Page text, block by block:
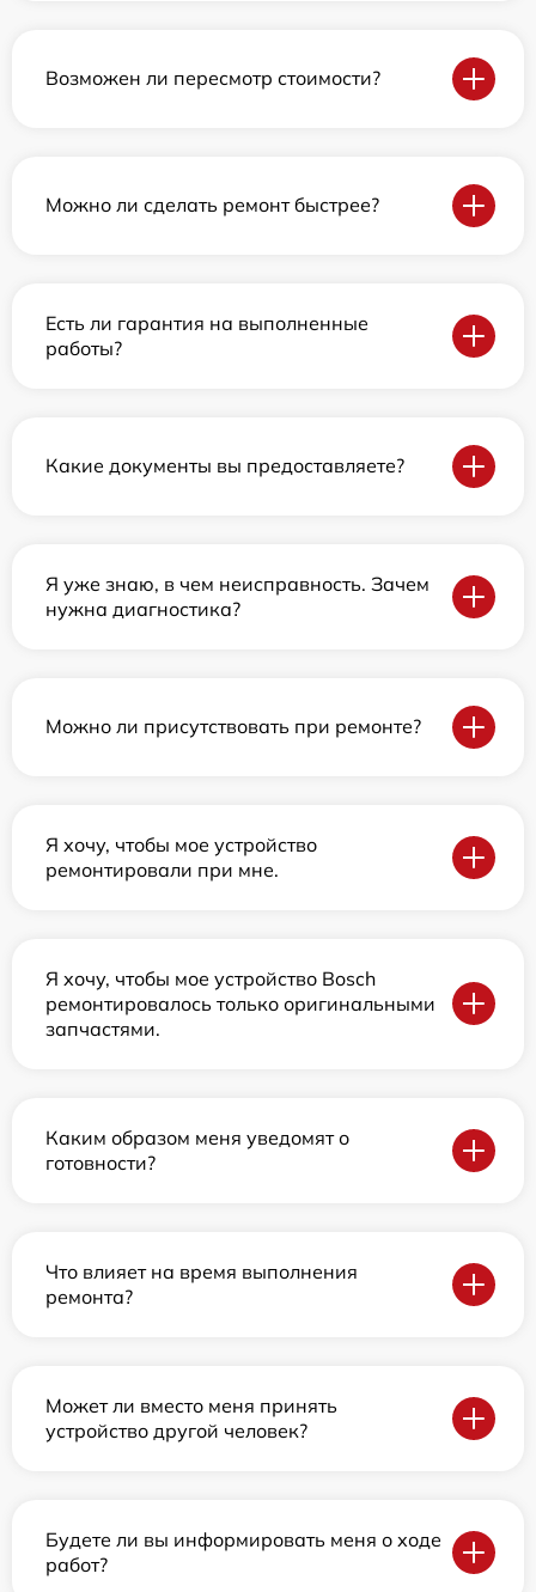
Возможен ли пересмотр стоимости?
Можно ли сделать ремонт быстрее?
Есть ли гарантия на выполненные
работы?
Какие документы вы предоставляете?
Я уже знаю, в чем неисправность. Зачем
нужна диагностика?
Можно ли присутствовать при ремонте?
Я хочу, чтобы мое устройство
ремонтировали при мне.
Я хочу, чтобы мое устройство Bosch
ремонтировалось только оригинальными
запчастями.
Каким образом меня уведомят о
готовности?
Что влияет на время выполнения
ремонта?
Может ли вместо меня принять
устройство другой человек?
Будете ли вы информировать меня о ходе
работ?